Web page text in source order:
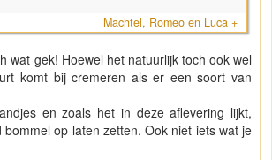
Machtel, Romeo en Luca +
wat gek! Hoewel het natuurlijk toch ook wel
komt bij cremeren als er een soort van
en zoals het in deze aflevering lijkt,
bommel op laten zetten. Ook niet iets wat je